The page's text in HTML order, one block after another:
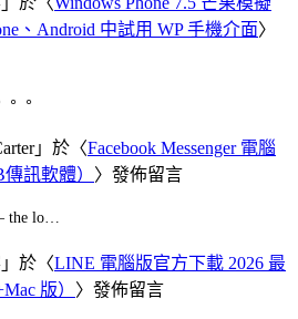
、Android 中試用 WP 手機介面〉
。
」於〈Facebook Messenger 電腦
訊軟體）
〉發佈留言
the lo…
」於〈LINE 電腦版官方下載 2026 最
版） 〉發佈留言